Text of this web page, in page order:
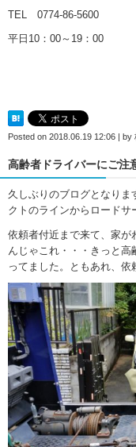
TEL 0774-86-5600
平日10：00～19：00
Posted on 2018.06.19 12:06 by
高齢者ドライバーにご
久しぶりのブログとなり
クトのラインからロードサ
依頼者付近まで来て、家
んじゃこれ・・・きっと
ってました。ともあれ、依